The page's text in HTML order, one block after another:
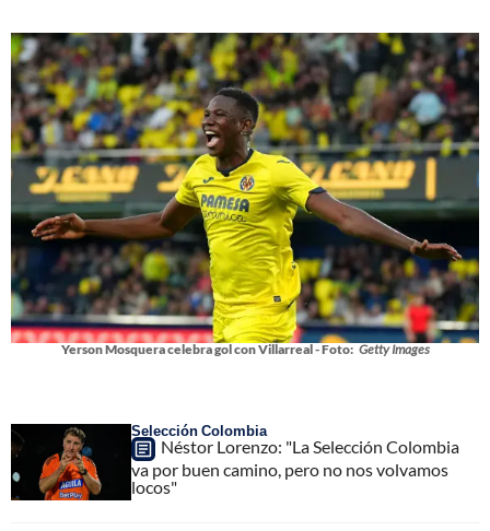
Yerson Mosquera celebra gol con Villarreal - Foto: Getty Images
Selección Colombia
Néstor Lorenzo: "La Selección Colombia
va por buen camino, pero no nos volvamos
locos"